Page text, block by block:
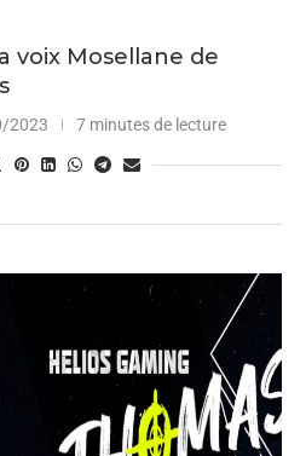
voix Mosellane de
2023 7 minutes de lecture